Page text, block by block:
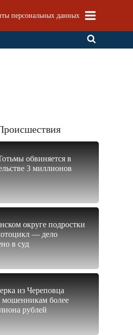
персональных данных
обвиняется в
3 миллионов
округе подростки
— дело
в суд
из Череповца
мошенникам более
рублей